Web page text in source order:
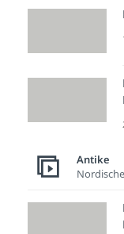
Der
Antike